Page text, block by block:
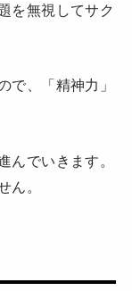
を無視してサク
で、「精神力」
んでいきます。
ん。